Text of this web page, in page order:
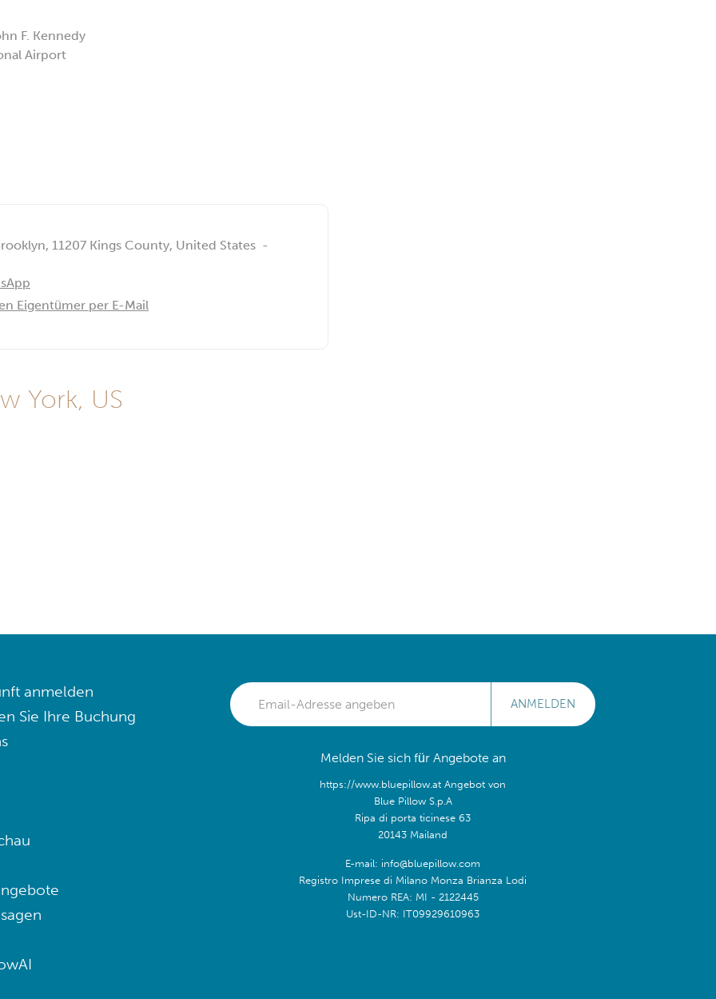
F. Kennedy
Airport
11207 Kings County, United States -
Eigentümer per E-Mail
York, US
anmelden
Sie Ihre Buchung
ANMELDEN
Melden Sie sich für Angebote an
https://www.bluepillow.at Angebot von
Blue Pillow S.p.A
Ripa di porta ticinese 63
20143 Mailand
E-mail: info@bluepillow.com
Registro Imprese di Milano Monza Brianza Lodi
Numero REA: MI - 2122445
Ust-ID-NR: IT09929610963